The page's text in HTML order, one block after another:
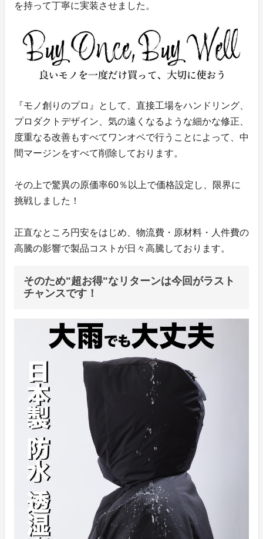
を持って丁寧に実装させました。
『モノ創りのプロ』として、直接工場をハンドリング、
プロダクトデザイン、気の遠くなるような細かな修正、
度重なる改善もすべてワンオペで行うことによって、中
間マージンをすべて削除しております。
その上で驚異の原価率60％以上で価格設定し、限界に
挑戦しました！
正直なところ円安をはじめ、物流費・原材料・人件費の
高騰の影響で製品コストが日々高騰しております。
そのため"超お得"なリターンは今回がラスト
チャンスです！